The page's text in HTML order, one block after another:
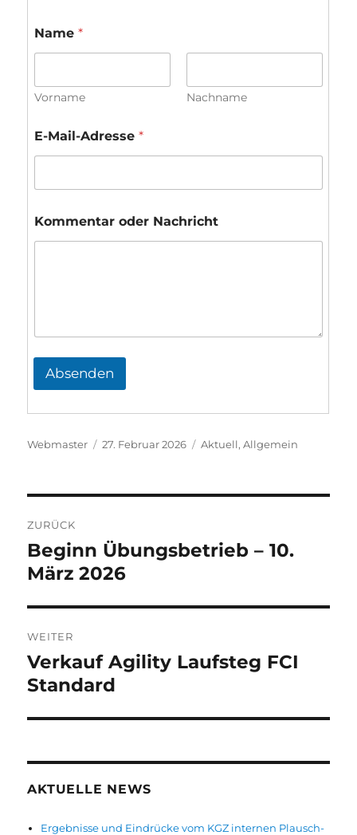
Name *
Vorname Nachname
a
m
E
M
a
i
e
o
m
r
E-Mail-Adresse *
Kommentar oder Nachricht
Absenden
Autor
Webmaster
Veröffentlicht
27. Februar 2026 Kategorien
Aktuell,Allgemein
ZURÜCK
Vorheriger
Beitrag:
Beginn Übungsbetrieb – 10.
März 2026
WEITER
Nächster
Beitrag:
Verkauf Agility Laufsteg FCI
Standard
AKTUELLE NEWS
Ergebnisse und Eindrücke vom KGZ internen Plausch-